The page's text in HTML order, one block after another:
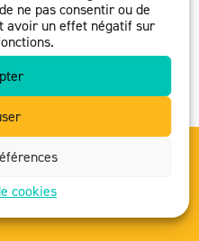
ne pas consentir ou de
avoir un effet négatif sur
cookies
a été mise à disposition
une série de travaux